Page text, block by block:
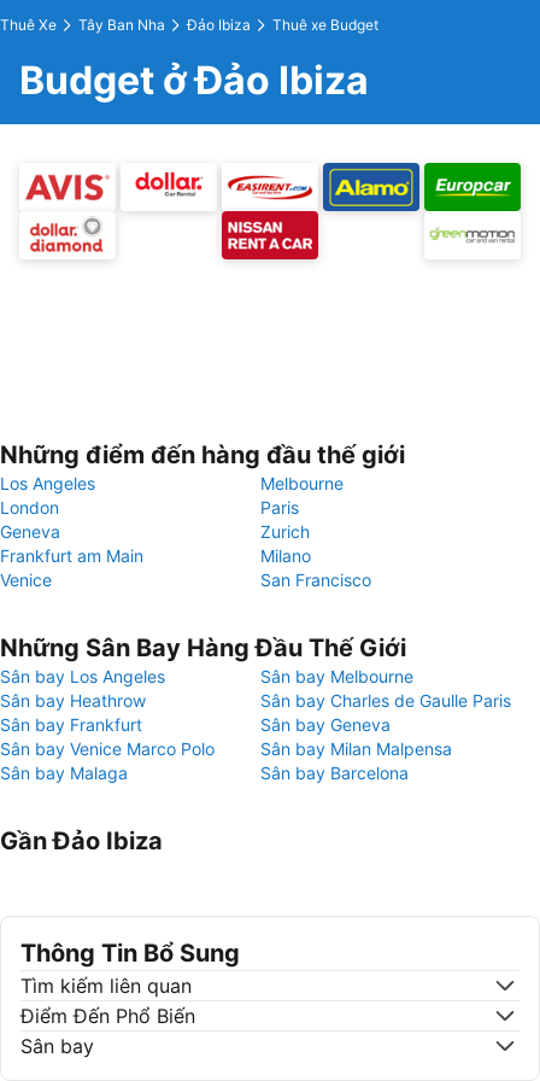
Thuê Xe Tây Ban Nha Đảo Ibiza Thuê xe Budget
Budget ở Đảo Ibiza
Những điểm đến hàng đầu thế giới
Los Angeles
Melbourne
London
Paris
Geneva
Zurich
Frankfurt am Main
Milano
Venice
San Francisco
Những Sân Bay Hàng Đầu Thế Giới
Sân bay Los Angeles
Sân bay Melbourne
Sân bay Heathrow
Sân bay Charles de Gaulle Paris
Sân bay Frankfurt
Sân bay Geneva
Sân bay Venice Marco Polo
Sân bay Milan Malpensa
Sân bay Malaga
Sân bay Barcelona
Gần Đảo Ibiza
Thông Tin Bổ Sung
Tìm kiếm liên quan
Điểm Đến Phổ Biến
Sân bay